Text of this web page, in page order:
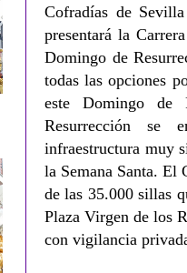
Cofradías de
presentará la
Domingo de
todas las opciones
este Domingo de
Resurrección se
infraestructura muy
la Semana Santa. El
de las 35.000 sillas
Plaza Virgen de los
con vigilancia